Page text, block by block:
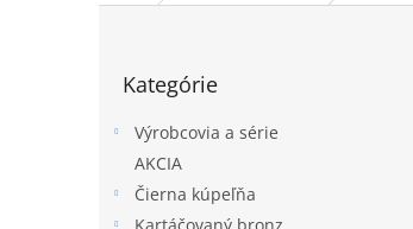
kategórie
Kategórie
Výrobcovia a série
AKCIA
Čierna kúpeľňa